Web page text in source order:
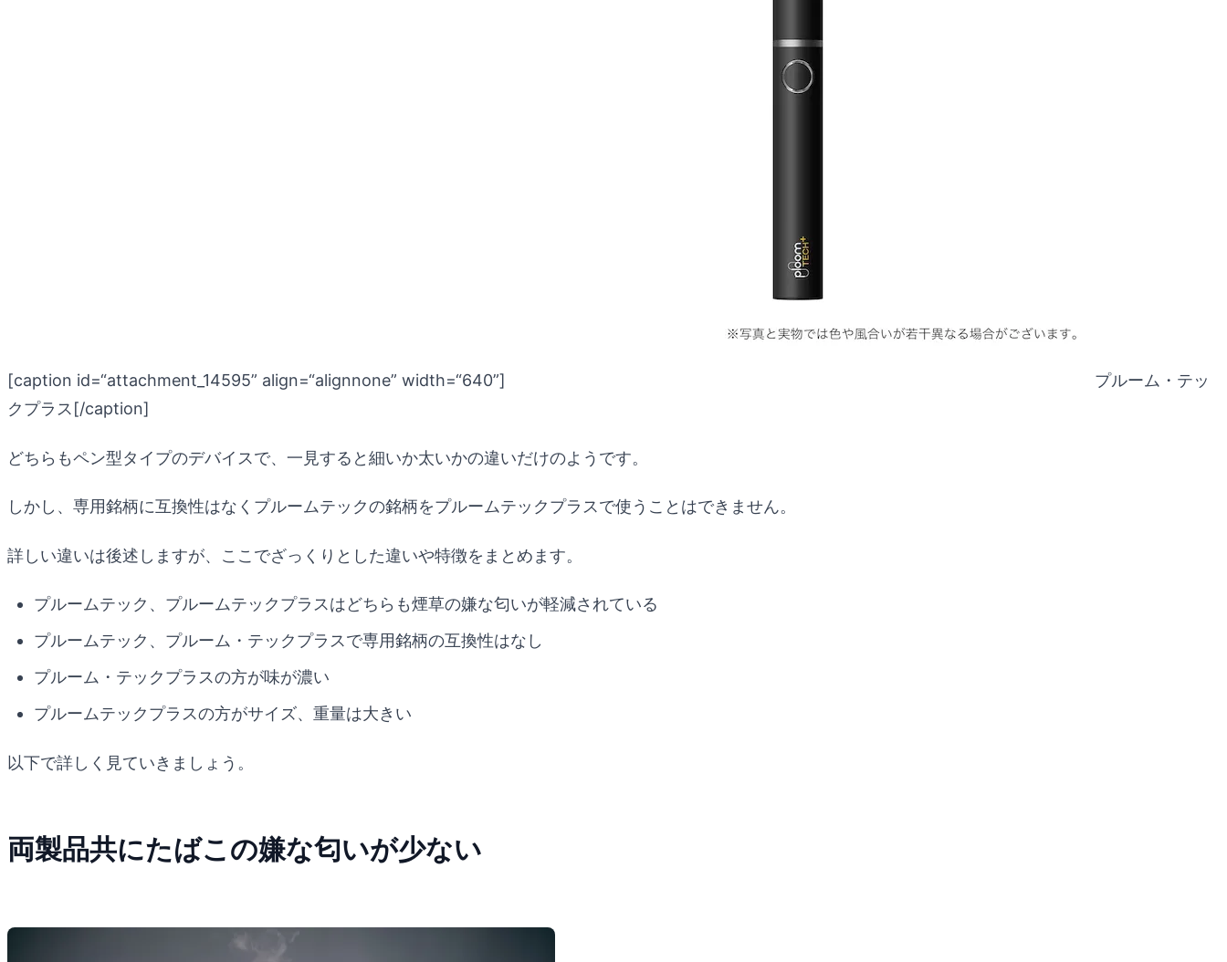
[caption id=“attachment_14595” align=“alignnone” width=“640”]
プルーム・テッ
クプラス[/caption]
どちらもペン型タイプのデバイスで、一見すると細いか太いかの違いだけのようです。
しかし、専用銘柄に互換性はなくプルームテックの銘柄をプルームテックプラスで使うことはできません。
詳しい違いは後述しますが、ここでざっくりとした違いや特徴をまとめます。
プルームテック、プルームテックプラスはどちらも煙草の嫌な匂いが軽減されている
プルームテック、プルーム・テックプラスで専用銘柄の互換性はなし
プルーム・テックプラスの方が味が濃い
プルームテックプラスの方がサイズ、重量は大きい
以下で詳しく見ていきましょう。
両製品共にたばこの嫌な匂いが少ない